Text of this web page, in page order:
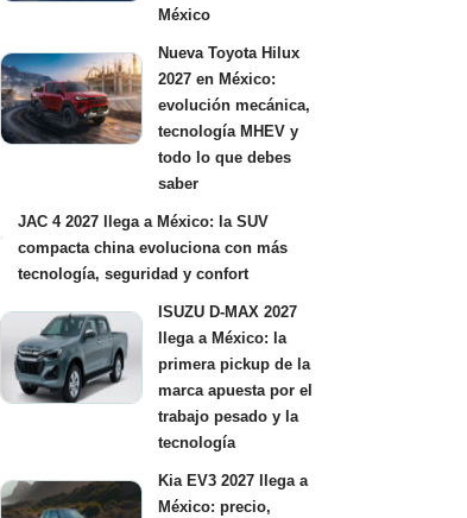
México
Nueva Toyota Hilux
2027 en México:
evolución mecánica,
tecnología MHEV y
todo lo que debes
saber
JAC 4 2027 llega a México: la SUV
compacta china evoluciona con más
tecnología, seguridad y confort
ISUZU D-MAX 2027
llega a México: la
primera pickup de la
marca apuesta por el
trabajo pesado y la
tecnología
Kia EV3 2027 llega a
México: precio,